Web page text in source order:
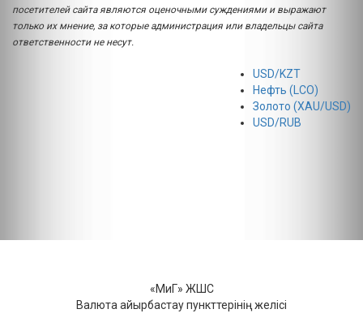
посетителей сайта являются оценочными суждениями и выражают
только их мнение, за которые администрация или владельцы сайта
ответственности не несут.
USD/KZT
Нефть (LCO)
Золото (XAU/USD)
USD/RUB
«МиГ» ЖШС
Валюта айырбастау пункттерінің желісі